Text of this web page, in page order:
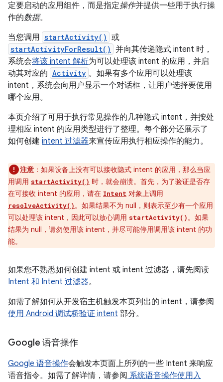
定要启动的应用组件，而是指定操作并提供一些用于执行操
作的数据。
当您调用 startActivity() 或
startActivityForResult() 并向其传递隐式 intent 时，
系统会将该 intent 解析为可以处理该 intent 的应用，并启
动其对应的 Activity 。如果有多个应用可以处理该
intent，系统会向用户显示一个对话框，让用户选择要使用
哪个应用。
本页介绍了可用于执行常见操作的几种隐式 intent，并按处
理相应 intent 的应用类型进行了整理。每个部分还展示了
如何创建 intent 过滤器来宣传应用执行相应操作的能力。
注意 ：如果设备上没有可以接收隐式 intent 的应用，那么当应
用调用 startActivity() 时，就会崩溃。首先，为了验证是否存
在可接收 intent 的应用，请在 Intent 对象上调用
resolveActivity()。如果结果不为 null，则表示至少有一个应用
可以处理该 intent，因此可以放心调用 startActivity()。如果
结果为 null，请勿使用该 intent，并尽可能停用调用该 intent 的功
能。
如果您不熟悉如何创建 intent 或 intent 过滤器，请先阅读
Intent 和 Intent 过滤器。
如需了解如何从开发宿主机触发本页列出的 intent，请参阅
使用 Android 调试桥验证 intent 部分。
Google 语音操作
Google 语音操作会触发本页面上所列的一些 Intent 来响应
语音指令。如需了解详情，请参阅 系统语音操作使用入